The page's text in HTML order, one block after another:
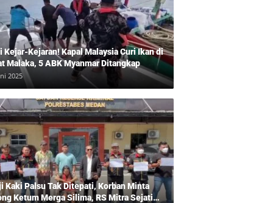
Kejar-Kejaran! Kapal Malaysia Curi Ikan di
Malaka, 5 ABK Myanmar Ditangkap
2025
Kaki Palsu Tak Ditepati, Korban Minta
Ketum Merga Silima, RS Mitra Sejati